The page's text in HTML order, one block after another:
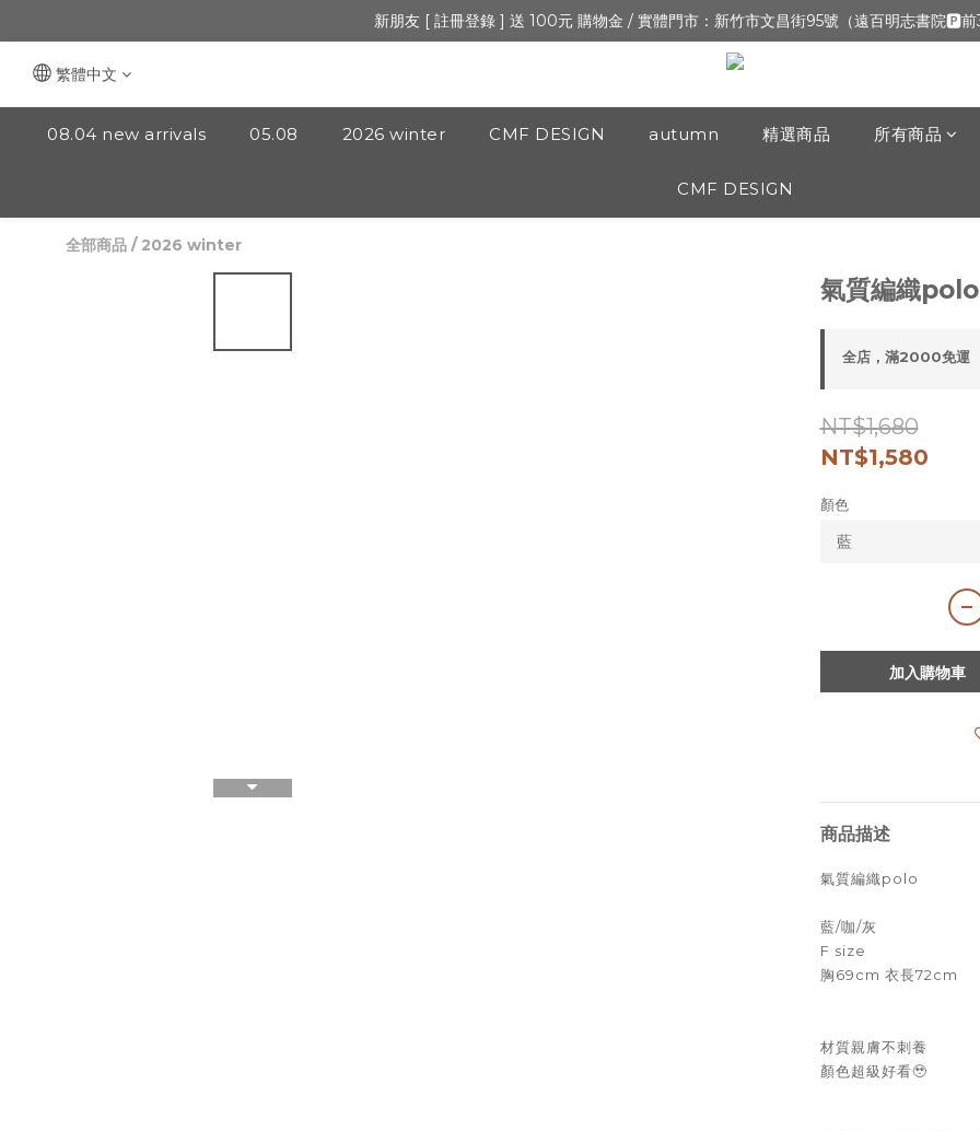
🔺「會員制」新開張,加入會員,全通路可累積紅利 >登入官網 > 個人資訊 > 填寫正確「
新朋友 [ 註冊登錄 ] 送 100元 購物金 / 實體門市：新竹市文昌街95號（遠百明志書院🅿️前
🔺「會員制」新開張,加入會員,全通路可累積紅利 >登入官網 > 個人資訊 > 填寫正確「生
繁體中文
08.04 new arrivals 05.08 2026 winter CMF DESIGN autumn 精選商品 所有商品
CMF DESIGN
全部商品 / 2026 winter
氣質編織polo
全店，滿2000免運
NT$1,680
NT$1,580
顏色
加入購物車
商品描述
氣質編織polo
藍/咖/灰
F size
胸69cm 衣長72cm
材質親膚不刺養
顏色超級好看🥹